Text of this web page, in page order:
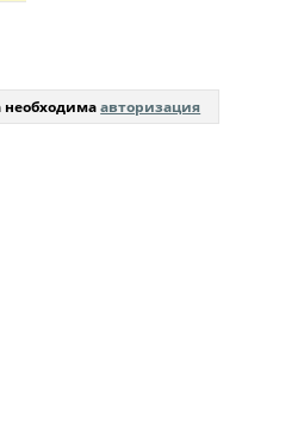
необходимаавторизация